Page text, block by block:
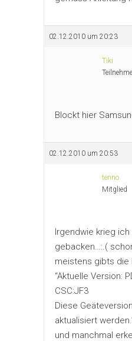
02.12.2010 um 20:23
Tiki
Blockt hier
02.12.2010 um 20:53
tenno
Mitglied
Irgendwie krieg
gebacken…:.(
meistens gibts die
“Aktuelle Version:
CSC:JF3
Diese
aktualisiert
und manchmal